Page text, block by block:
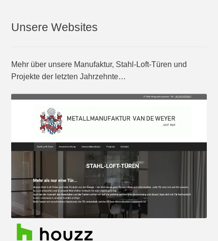
Unsere Websites
Mehr über unsere Manufaktur, Stahl-Loft-Türen und
Projekte der letzten Jahrzehnte…